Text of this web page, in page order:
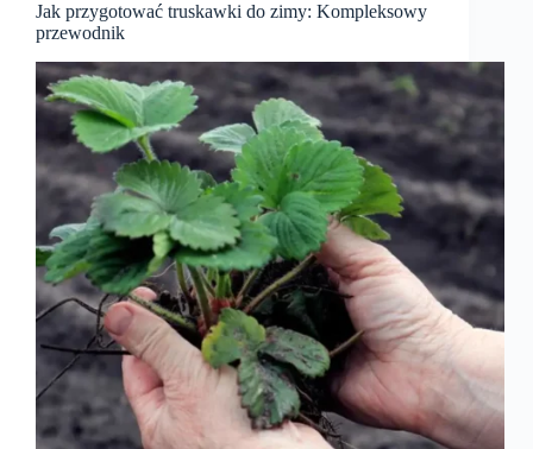
Jak przygotować truskawki do zimy: Kompleksowy
przewodnik